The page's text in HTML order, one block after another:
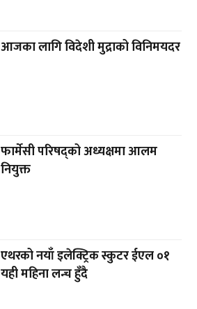
आजका लागि विदेशी मुद्राको विनिमयदर
फार्मेसी परिषद्को अध्यक्षमा आलम
नियुक्त
एथरको नयाँ इलेक्ट्रिक स्कुटर ईएल ०१
यही महिना लन्च हुँदै